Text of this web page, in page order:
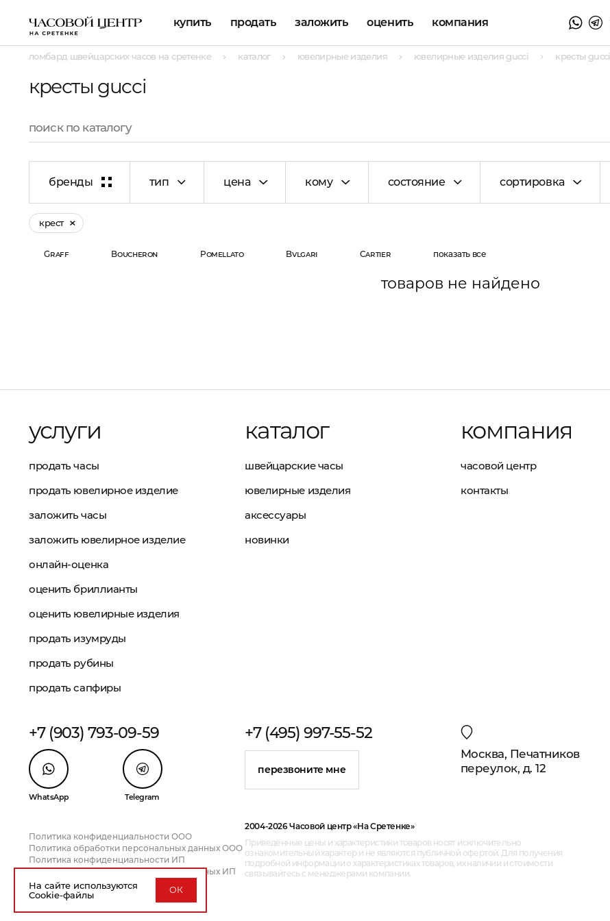
купить продать заложить оценить компания
ломбард швейцарских часов на сретенке каталог ювелирные изделия ювелирные изделия gucci кресты gucci
кресты gucci
бренды тип цена кому состояние сортировка
крест
Graff Boucheron Pomellato Bvlgari Cartier показать все
товаров не найдено
услуги
продать часы
продать ювелирное изделие
заложить часы
заложить ювелирное изделие
онлайн-оценка
оценить бриллианты
оценить ювелирные изделия
продать изумруды
продать рубины
продать сапфиры
каталог
швейцарские часы
ювелирные изделия
аксессуары
новинки
компания
часовой центр
контакты
+7 (903) 793-09-59
WhatsApp Telegram
+7 (495) 997-55-52
перезвоните мне
Москва, Печатников
переулок, д. 12
Политика конфиденциальности ООО
Политика обработки персональных данных ООО
Политика конфиденциальности ИП
Политика обработки персональных данных ИП
2004-2026 Часовой центр «На Сретенке»
Приведённые цены и характеристики товаров носят исключительно
ознакомительный характер и не являются публичной офертой. Для получения
подробной информации о характеристиках товаров, их наличии и стоимости
связывайтесь с менеджерами компании.
На сайте используются
Cookie-файлы
ОК